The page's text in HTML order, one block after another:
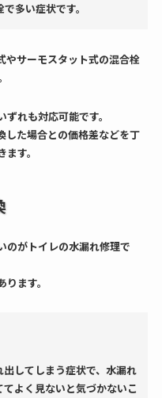
多い症状です。
やサーモスタット式の混合栓
れも対応可能です。
した場合との価格差などを丁
す。
のがトイレの水漏れ修理で
ます。
してしまう症状で、水漏れ
よく見ないと気づかないこ